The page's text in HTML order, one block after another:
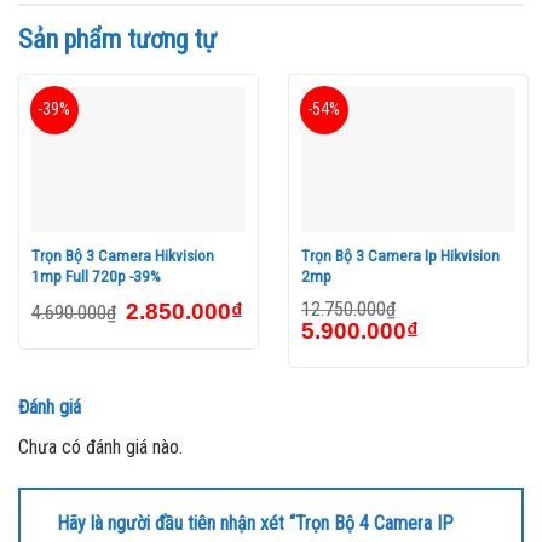
sản phẩm này đứng nổi bật trên thị trường?
Độ phân giải cao cấp:Với độ phân giải 2.0 Megapixel, bạn sẽ
Sản phẩm tương tự
-39%
Trọn Bộ 3 Camera Hikvision
1mp Full 720p -39%
4.690.000₫ 2.850.000₫
-54%
Trọn Bộ 3 Camera Ip Hikvision
2mp
12.750.000₫
5.900.000₫
Đánh giá
Chưa có đánh giá nào.
Hãy là người đầu tiên nhận xét “Trọn Bộ 4 Camera IP